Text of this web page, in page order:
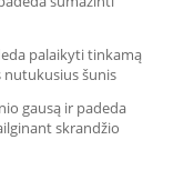
palaikytitinkamą
nutukusius šunis
gausą ir padeda
skrandžio